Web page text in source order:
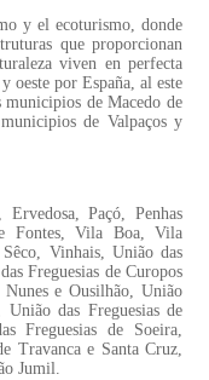
y el ecoturismo, donde
que proporcionan
viven en perfecta
por España, al este
de Macedo de
de Valpaços y
Paçó, Penhas
Fontes, Vila Boa, Vila
Vinhais, União das
Freguesias de Curopos
e Ousilhão, União
das Freguesias de
Freguesias de Soeira,
Travanca e Santa Cruz,
Jumil.